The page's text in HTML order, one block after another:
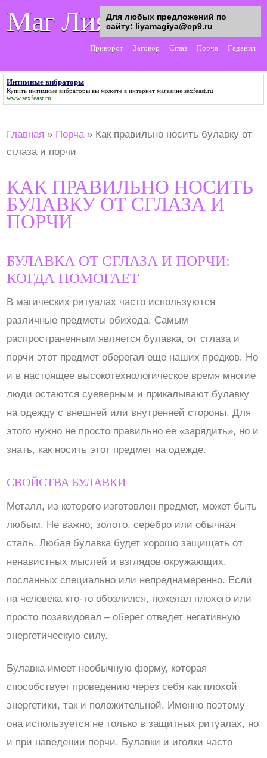
Маг Лия
Приворот Заговор Сглаз Порча Гадания
Интимные вибраторы
Купить интимные вибраторы вы можете в интернет магазине sexfeast.ru
www.sexfeast.ru
Главная » Порча » Как правильно носить булавку от
сглаза и порчи
КАК ПРАВИЛЬНО НОСИТЬ
БУЛАВКУ ОТ СГЛАЗА И
ПОРЧИ
БУЛАВКА ОТ СГЛАЗА И ПОРЧИ:
КОГДА ПОМОГАЕТ
В магических ритуалах часто используются
различные предметы обихода. Самым
распространенным является булавка, от сглаза и
порчи этот предмет оберегал еще наших предков. Но
и в настоящее высокотехнологическое время многие
люди остаются суеверным и прикалывают булавку
на одежду с внешней или внутренней стороны. Для
этого нужно не просто правильно ее «зарядить», но и
знать, как носить этот предмет на одежде.
СВОЙСТВА БУЛАВКИ
Металл, из которого изготовлен предмет, может быть
любым. Не важно, золото, серебро или обычная
сталь. Любая булавка будет хорошо защищать от
ненавистных мыслей и взглядов окружающих,
посланных специально или непреднамеренно. Если
на человека кто-то обозлился, пожелал плохого или
просто позавидовал – оберег отведет негативную
энергетическую силу.
Булавка имеет необычную форму, которая
способствует проведению через себя как плохой
энергетики, так и положительной. Именно поэтому
она используется не только в защитных ритуалах, но
и при наведении порчи. Булавки и иголки часто
Для любых предложений по
сайту: liyamagiya@cp9.ru